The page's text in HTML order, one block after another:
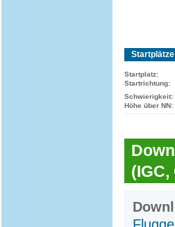
Startplätze
Startplatz:
Startrichtung:
Schwierigkeit:
Höhe über NN:
(IGC,